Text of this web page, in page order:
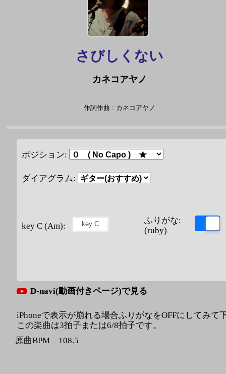
さびしくない
カネコアヤノ
作詞作曲 : カネコアヤノ
ポジション:
ダイアグラム:
key C (Am):
ふりがな:
(ruby)
D-navi(動画付きページ)で見る
iPhoneで表示が崩れる場合ふりがなをOFFにしてみて
この楽曲は3拍子または6/8拍子です。
原曲BPM 108.5